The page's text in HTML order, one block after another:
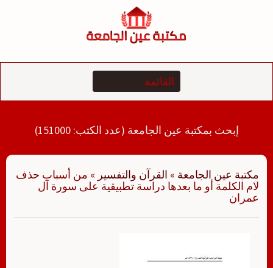
إبحث بمكتبة عين الجامعة (عدد الكتب: 151000)
مكتبة عين الجامعة » القرآن والتفسير » من أسباب حذف
لام الكلمة أو ما بعدها دراسة تطبيقية على سورة آل
عمران